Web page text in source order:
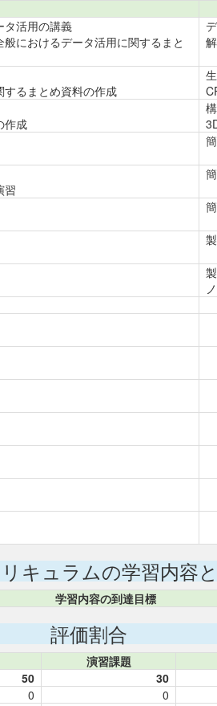
タ活用の講義
におけるデータ活用に関するまと
するまとめ資料の作成
作成
習
キュラムの学習内容
学習内容の到達目標
評価割合
演習課題
50 30
0 0